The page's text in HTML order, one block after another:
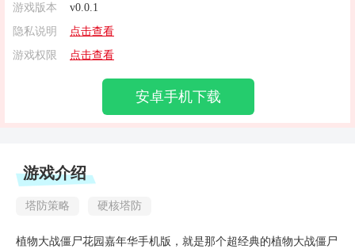
游戏版本
v0.0.1
隐私说明
点击查看
游戏权限
点击查看
安卓手机下载
游戏介绍
塔防策略 硬核塔防
植物大战僵尸花园嘉年华手机版，就是那个超经典的植物大战僵尸